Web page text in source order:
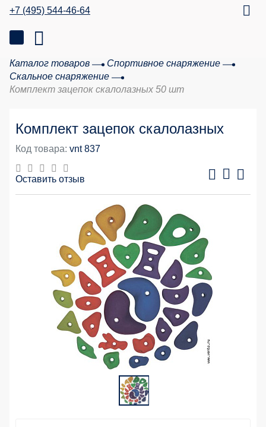
+7 (495) 544-46-64
Каталог товаров
Спортивное снаряжение
Скальное снаряжение
Комплект зацепок скалолазных 50 шт
Комплект зацепок скалолазных
Код товара: vnt 837
Оставить отзыв